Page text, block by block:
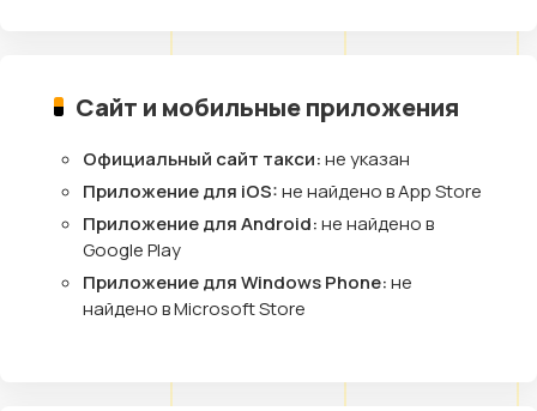
Сайт и мобильные приложения
Официальный сайт такси:не указан
Приложение для iOS:не найдено в App Store
Приложение для Android:не найдено в
Google Play
Приложение для Windows Phone:не
найдено в Microsoft Store